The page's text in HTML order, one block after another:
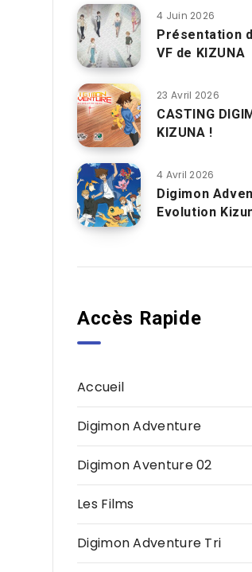
4 Juin 2026
Présentation
VF de KIZUNA
23 Avril 2026
CASTING
KIZUNA !
4 Avril 2026
Digimon
Evolution
Accès Rapide
Accueil
Digimon Adventure
Digimon Aventure 02
Les Films
Digimon Adventure Tri